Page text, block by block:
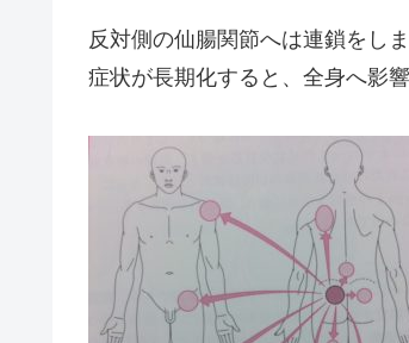
反対側の仙腸関節へは連鎖をしま
症状が長期化すると、全身へ影